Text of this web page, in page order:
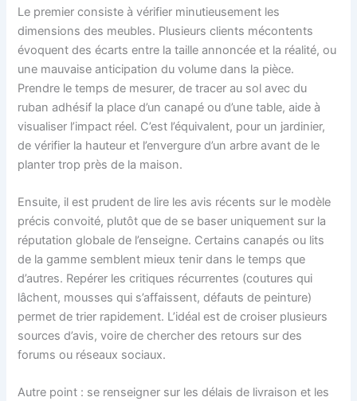
Le premier consiste à vérifier minutieusement les
dimensions des meubles. Plusieurs clients mécontents
évoquent des écarts entre la taille annoncée et la réalité, ou
une mauvaise anticipation du volume dans la pièce.
Prendre le temps de mesurer, de tracer au sol avec du
ruban adhésif la place d’un canapé ou d’une table, aide à
visualiser l’impact réel. C’est l’équivalent, pour un jardinier,
de vérifier la hauteur et l’envergure d’un arbre avant de le
planter trop près de la maison.
Ensuite, il est prudent de lire les avis récents sur le modèle
précis convoité, plutôt que de se baser uniquement sur la
réputation globale de l’enseigne. Certains canapés ou lits
de la gamme semblent mieux tenir dans le temps que
d’autres. Repérer les critiques récurrentes (coutures qui
lâchent, mousses qui s’affaissent, défauts de peinture)
permet de trier rapidement. L’idéal est de croiser plusieurs
sources d’avis, voire de chercher des retours sur des
forums ou réseaux sociaux.
Autre point : se renseigner sur les délais de livraison et les